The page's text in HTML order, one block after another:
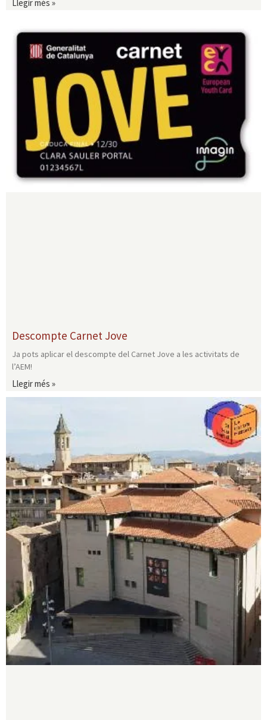
Llegir més »
Descompte Carnet Jove
Ja pots aplicar el descompte del Carnet Jove a les activitats de
l’AEM!
Llegir més »